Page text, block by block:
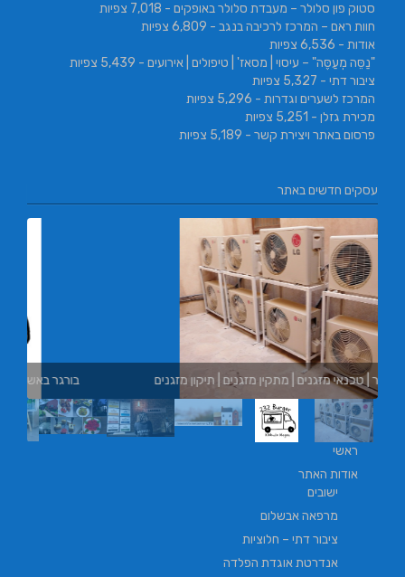
סטוק פון סלולר – מעבדת סלולר באופקים - 7,018 צפיות
חוות ראם – המרכז לרכיבה בנגב - 6,809 צפיות
אודות - 6,536 צפיות
"נַסֵּה מְעַסֶּה" – עיסוי | מסאז' | טיפולים | אירועים - 5,439 צפיות
ציבור דתי - 5,327 צפיות
המרכז לשערים וגדרות - 5,296 צפיות
מכירת גזלן - 5,251 צפיות
פרסום באתר ויצירת קשר - 5,189 צפיות
עסקים חדשים באתר
בורגר באשכול | בורגר 232 | Burger 232 | בורגר בר
ראשי
אודות האתר
ישובים
מרפאה אבשלום
ציבור דתי – חלוציות
אנדרטת אוגדת הפלדה